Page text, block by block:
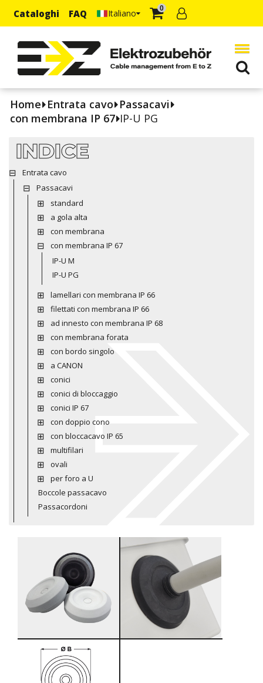
Cataloghi FAQ Italiano 0
Home Entrata cavo Passacavi
con membrana IP 67 IP-U PG
INDICE
Entrata cavo
Passacavi
standard
a gola alta
con membrana
con membrana IP 67
IP-U M
IP-U PG
lamellari con membrana IP 66
filettati con membrana IP 66
ad innesto con membrana IP 68
con membrana forata
con bordo singolo
a CANON
conici
conici di bloccaggio
conici IP 67
con doppio cono
con bloccacavo IP 65
multifilari
ovali
per foro a U
Boccole passacavo
Passacordoni